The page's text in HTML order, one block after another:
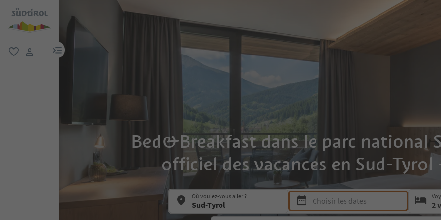
lien menu
Bed&Breakfast dans le parc national
officiel des vacances en Sud-
Où voulez-vous aller ? Choisir les dates
Press Space or Enter to open the date picker
2